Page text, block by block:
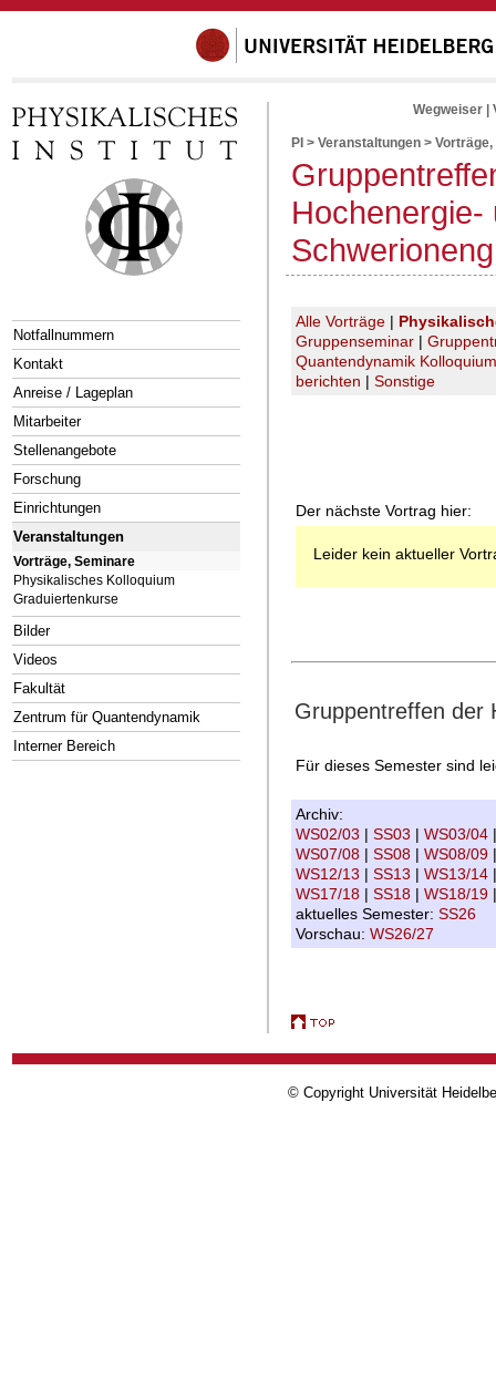
Notfallnummern
Kontakt
Anreise / Lageplan
Mitarbeiter
Stellenangebote
Forschung
Einrichtungen
Veranstaltungen
Vorträge, Seminare
Physikalisches Kolloquium
Graduiertenkurse
Bilder
Videos
Fakultät
Zentrum für Quantendynamik
Interner Bereich
Wegweiser
PI > Veranstaltungen > Vorträge,
Hochenergie-
Alle Vorträge |
Gruppenseminar |
Quantendynamik Kolloquium
berichten | Sonstige
Der nächste Vortrag hier:
Leider kein aktueller
Gruppentreffen der
Für dieses Semester sind
Archiv:
WS02/03 | SS03 | WS03/04
WS07/08 | SS08 | WS08/09
WS12/13 | SS13 | WS13/14
WS17/18 | SS18 | WS18/19
aktuelles Semester: SS26
Vorschau: WS26/27
© Copyright Universität